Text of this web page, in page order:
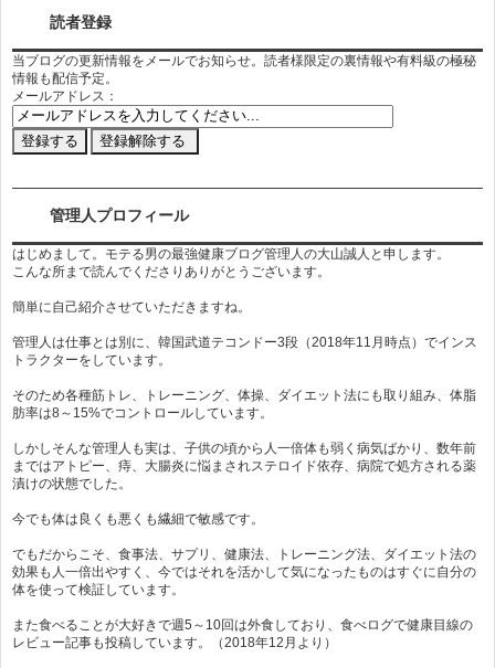
読者登録
当ブログの更新情報をメールでお知らせ。読者様限定の裏情報や有料級の極秘
情報も配信予定。
メールアドレス：
管理人プロフィール
はじめまして。モテる男の最強健康ブログ管理人の大山誠人と申します。
こんな所まで読んでくださりありがとうございます。
簡単に自己紹介させていただきますね。
管理人は仕事とは別に、韓国武道テコンドー3段（2018年11月時点）でインス
トラクターをしています。
そのため各種筋トレ、トレーニング、体操、ダイエット法にも取り組み、体脂
肪率は8～15%でコントロールしています。
しかしそんな管理人も実は、子供の頃から人一倍体も弱く病気ばかり、数年前
まではアトピー、痔、大腸炎に悩まされステロイド依存、病院で処方される薬
漬けの状態でした。
今でも体は良くも悪くも繊細で敏感です。
でもだからこそ、食事法、サプリ、健康法、トレーニング法、ダイエット法の
効果も人一倍出やすく、今ではそれを活かして気になったものはすぐに自分の
体を使って検証しています。
また食べることが大好きで週5～10回は外食しており、食べログで健康目線の
レビュー記事も投稿しています。（2018年12月より）